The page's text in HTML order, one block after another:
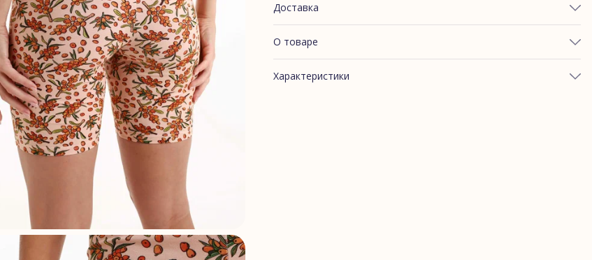
Доставка
О товаре
ОБХВАТ ТАЛИИ: 60-65
ОБХВАТ ЯГОДИЦ: 85-89
Характеристики